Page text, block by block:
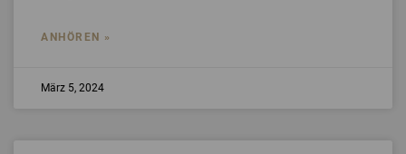
ANHÖREN »
März 5, 2024